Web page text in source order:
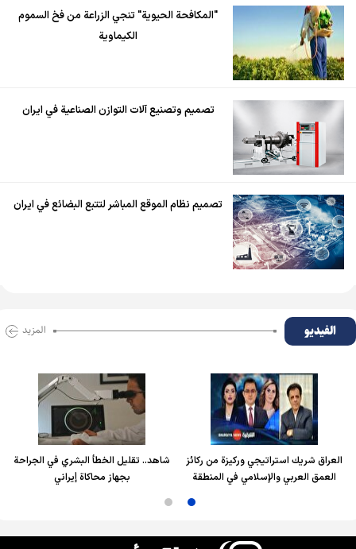
"المكافحة الحيوية" تنجي الزراعة من فخ السموم
الكيماوية
تصميم وتصنيع آلات التوازن الصناعية في ايران
تصميم نظام الموقع المباشر لتتبع البضائع في ايران
الفیدیو المزید
العراق شريك استراتيجي وركيزة من ركائز
العمق العربي والإسلامي في المنطقة
شاهد.. تقليل الخطأ البشري في الجراحة
بجهاز محاكاة إيراني